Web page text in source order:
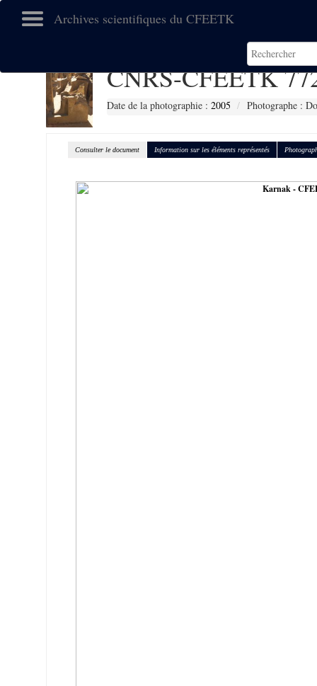
Archives scientifiques du CFEETK
CNRS-CFEETK
Date de la photographie : 2005 Photographe :
Consulter le document Information sur les éléments représentés